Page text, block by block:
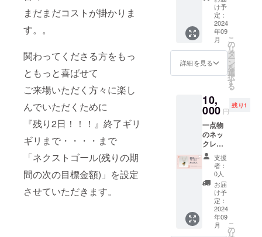
まだまだコストが掛かりま
す。。
関わってくださる方をもっ
ともっと喜ばせて
ご来場いただく方々に楽し
んでいただくために
『残り2日！！！』終了ギリ
ギリまで・・・・まで
「ネクストゴール(残りの期
間の次の目標金額)」を設定
させていただきます。
いてお
りま
す。 ・
なお、1
支援あ
途シス
テム利
発生い
たしま
す。
（※）シ
ステム
利用料
支援金
額が1万
円未満
の場
合：228
円＋消
費税22
円
支援
ご安心
くださ
いね ※
備考欄
に、
「ご希
望日」
と「★
来場予
定時
間」を
お知ら
せくだ
さい。
個 スワ
ロフス
キーク
リスタ
ルパー
ル2個
長さ：
アジャ
スター
約5cm
トップ
部分の
大き
さ：縦
約4cm
師によ
る作品
です。
・・・
・・・
・・・
・ ◆オ
レンジ
系グラ
ション
カラー
のネッ
クレス
です。
ロザ
フィの
ジュリ
ア約
1.6cm3
個 スワ
ロフス
キーク
リスタ
ルパー
け予
定：
2024
年09
月
詳細を見る
こ
の
リ
タ
ー
ン
を
選
択
す
る
10,
000 円
残り1
一点物
のネッ
クレス
です。
愛知県
在住の
認定講
師によ
る作品
です。
・・・
・・・
支援
者：
0人
お届
け予
定：
2024
年09
月
こ
の
リ